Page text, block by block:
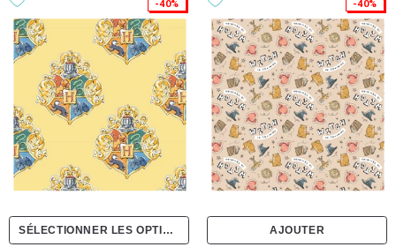
-40%
SÉLECTIONNER LES OPTIONS
-40%
AJOUTER